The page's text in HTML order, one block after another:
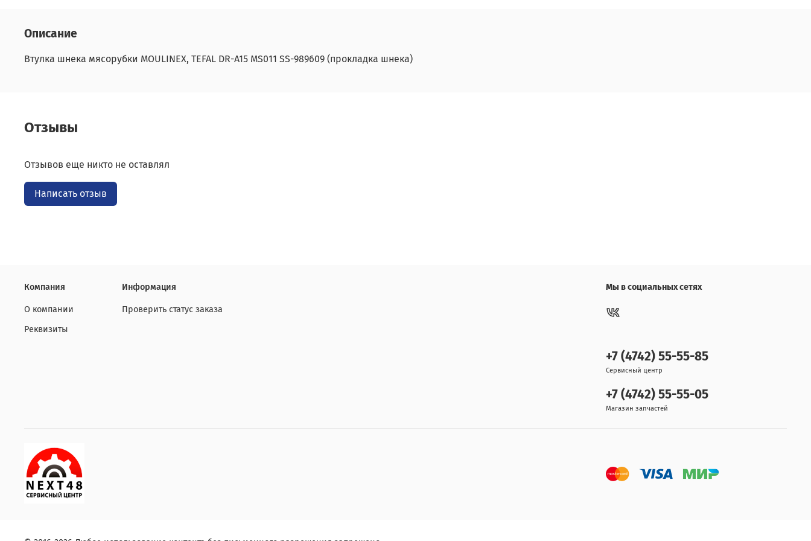
Описание
Втулка шнека мясорубки MOULINEX, TEFAL DR-A15 MS011 SS-989609 (прокладка шнека)
Отзывы
Отзывов еще никто не оставлял
Написать отзыв
Компания
О компании
Реквизиты
Информация
Проверить статус заказа
Мы в социальных сетях
+7 (4742) 55-55-85
Сервисный центр
+7 (4742) 55-55-05
Магазин запчастей